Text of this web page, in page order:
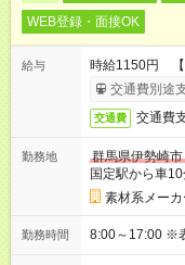
WEB登録・面接OK
給与
時給1150円 【
交通費別途
交通費 交通費
勤務地
群馬県伊勢崎市
国定駅から車
素材系メーカ
勤務時間